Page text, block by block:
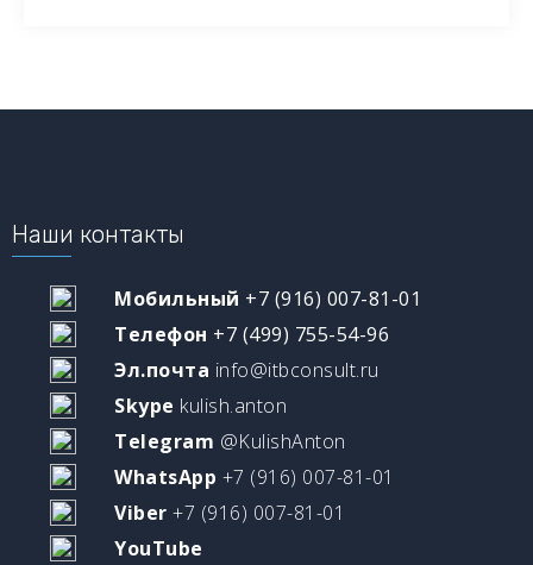
Наши контакты
Мобильный +7 (916) 007-81-01
Телефон +7 (499) 755-54-96
Эл.почта info@itbconsult.ru
Skype kulish.anton
Telegram @KulishAnton
WhatsApp +7 (916) 007-81-01
Viber +7 (916) 007-81-01
YouTube